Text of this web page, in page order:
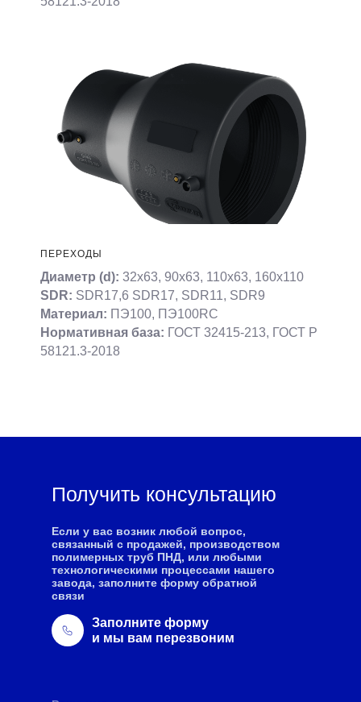
ПЕРЕХОДЫ
Диаметр (d): 32х63, 90х63, 110х63, 160х110
SDR: SDR17,6 SDR17, SDR11, SDR9
Материал: ПЭ100, ПЭ100RC
Нормативная база: ГОСТ 32415-213, ГОСТ Р
58121.3-2018
Получить консультацию
Если у вас возник любой вопрос,
связанный с продажей, производством
полимерных труб ПНД, или любыми
технологическими процессами нашего
завода, заполните форму обратной
связи
Заполните форму
и мы вам перезвоним